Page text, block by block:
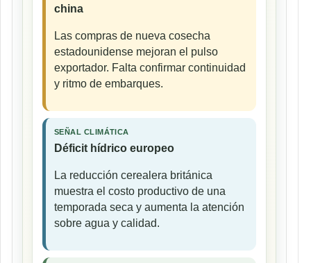
china
Las compras de nueva cosecha
estadounidense mejoran el pulso
exportador. Falta confirmar continuidad
y ritmo de embarques.
SEÑAL CLIMÁTICA
Déficit hídrico europeo
La reducción cerealera británica
muestra el costo productivo de una
temporada seca y aumenta la atención
sobre agua y calidad.